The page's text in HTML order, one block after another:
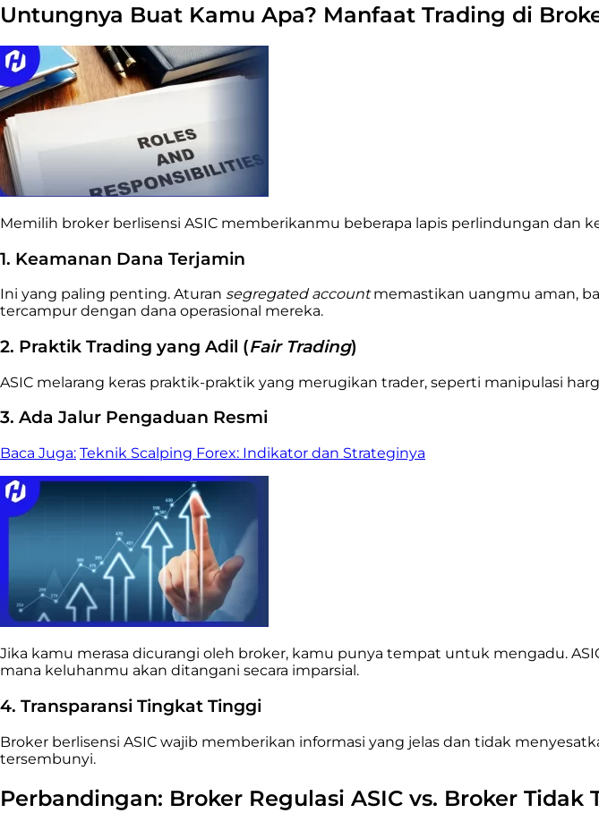
Untungnya Buat Kamu Apa? Manfaat Trading di
Memilih broker berlisensi ASIC memberikanmu beberapa lapis perlindungan dan
1. Keamanan Dana Terjamin
Ini yang paling penting. Aturan segregated accountmemastikan uangmu aman,
tercampur dengan dana operasional mereka.
2. Praktik Trading yang Adil (Fair Trading)
ASIC melarang keras praktik-praktik yang merugikan trader, seperti manipulasi
3. Ada Jalur Pengaduan Resmi
Baca Juga: Teknik Scalping Forex: Indikator dan Strateginya
Jika kamu merasa dicurangi oleh broker, kamu punya tempat untuk mengadu.
mana keluhanmu akan ditangani secara imparsial.
4. Transparansi Tingkat Tinggi
Broker berlisensi ASIC wajib memberikan informasi yang jelas dan tidak
tersembunyi.
Perbandingan: Broker Regulasi ASIC vs. Broker Tidak